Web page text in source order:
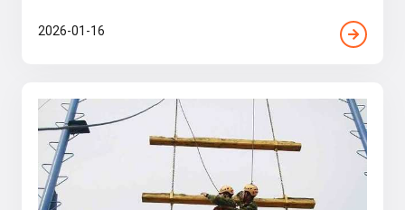
2026-01-16